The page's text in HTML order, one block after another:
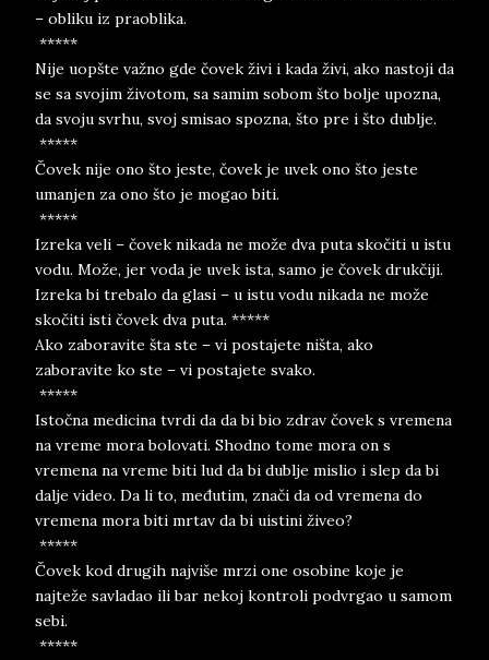
– obliku iz praoblika.
*****
Nije uopšte važno gde čovek živi i kada živi, ako nastoji da
se sa svojim životom, sa samim sobom što bolje upozna,
da svoju svrhu, svoj smisao spozna, što pre i što dublje.
*****
Čovek nije ono što jeste, čovek je uvek ono što jeste
umanjen za ono što je mogao biti.
*****
Izreka veli – čovek nikada ne može dva puta skočiti u istu
vodu. Može, jer voda je uvek ista, samo je čovek drukčiji.
Izreka bi trebalo da glasi – u istu vodu nikada ne može
skočiti isti čovek dva puta. *****
Ako zaboravite šta ste – vi postajete ništa, ako
zaboravite ko ste – vi postajete svako.
*****
Istočna medicina tvrdi da da bi bio zdrav čovek s vremena
na vreme mora bolovati. Shodno tome mora on s
vremena na vreme biti lud da bi dublje mislio i slep da bi
dalje video. Da li to, međutim, znači da od vremena do
vremena mora biti mrtav da bi uistini živeo?
*****
Čovek kod drugih najviše mrzi one osobine koje je
najteže savladao ili bar nekoj kontroli podvrgao u samom
sebi.
*****